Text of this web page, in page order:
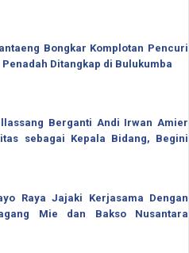
Bongkar Komplotan Pencuri
Penadah Ditangkap di Bulukumba
Berganti Andi Irwan Amier
sebagai Kepala Bidang, Begini
Raya Jajaki Kerjasama Dengan
Mie dan Bakso Nusantara